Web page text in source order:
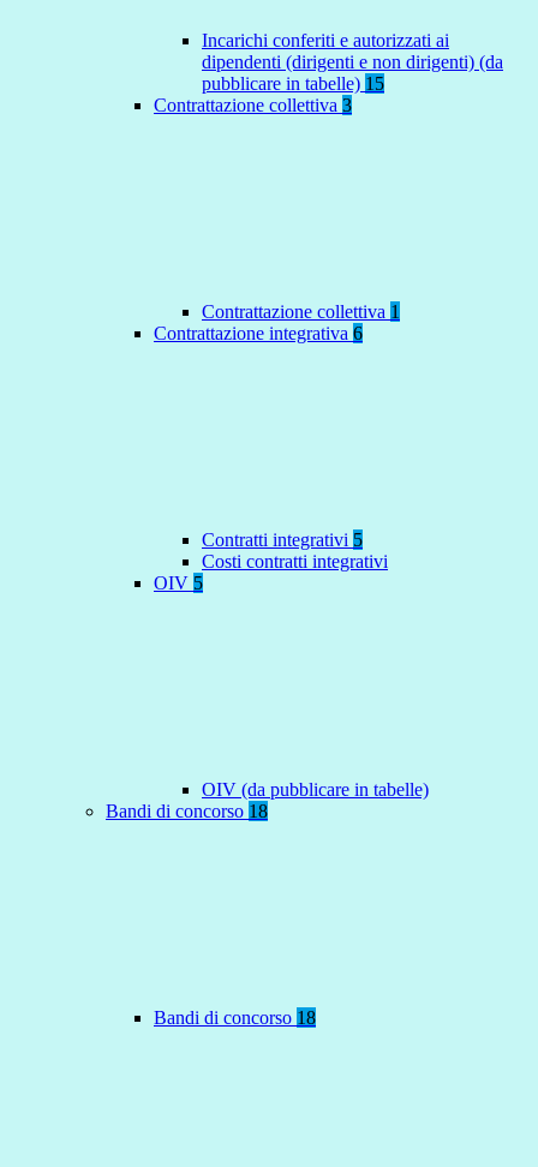
Incarichi conferiti e autorizzati ai
dipendenti (dirigenti e non dirigenti) (da
pubblicare in tabelle) 15
Contrattazione collettiva 3
Contrattazione collettiva 1
Contrattazione integrativa 6
Contratti integrativi 5
Costi contratti integrativi
OIV 5
OIV (da pubblicare in tabelle)
Bandi di concorso 18
Bandi di concorso 18